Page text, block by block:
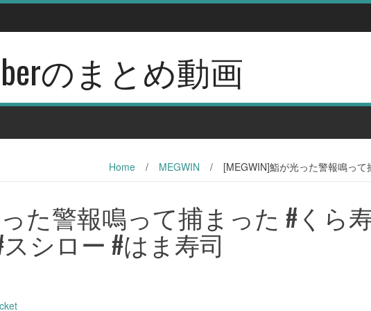
のまとめ動画
Home / MEGWIN / [MEGWIN]鮨が光った警報鳴っ
った警報鳴って捕まった #くら
スシロー #はま寿司